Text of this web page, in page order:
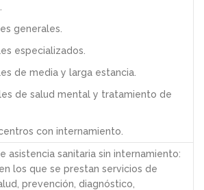
generales.
especializados.
de media y larga estancia.
de salud mental y tratamiento de
con internamiento.
asistencia sanitaria sin internamiento:
los que se prestan servicios de
prevención, diagnóstico,